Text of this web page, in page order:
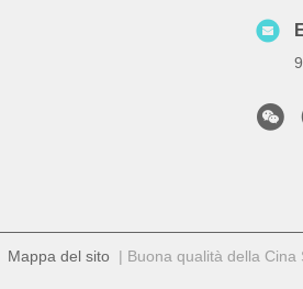
Mappa del sito| Buona qualità della Cina